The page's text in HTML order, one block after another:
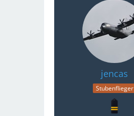
jencas
Stubenflieger